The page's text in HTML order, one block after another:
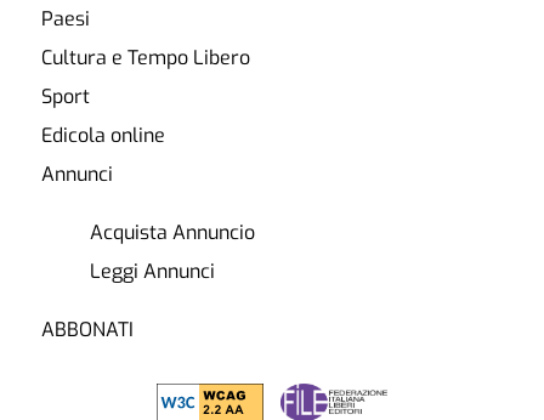
Paesi
Cultura e Tempo Libero
Sport
Edicola online
Annunci
Acquista Annuncio
Leggi Annunci
ABBONATI